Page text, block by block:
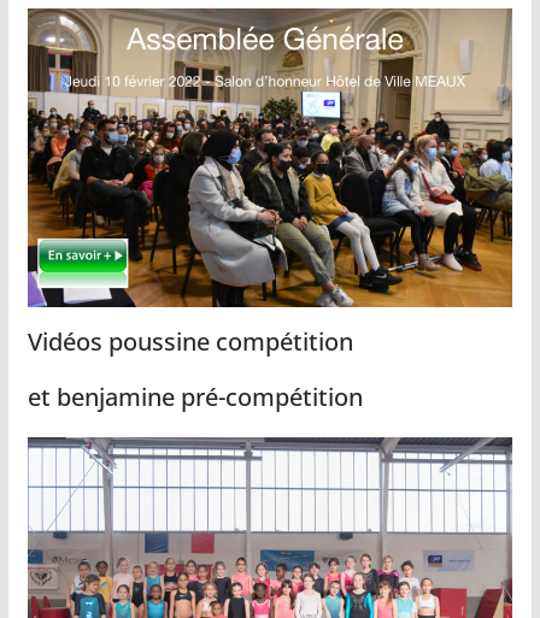
Vidéos poussine compétition
et benjamine pré-compétition